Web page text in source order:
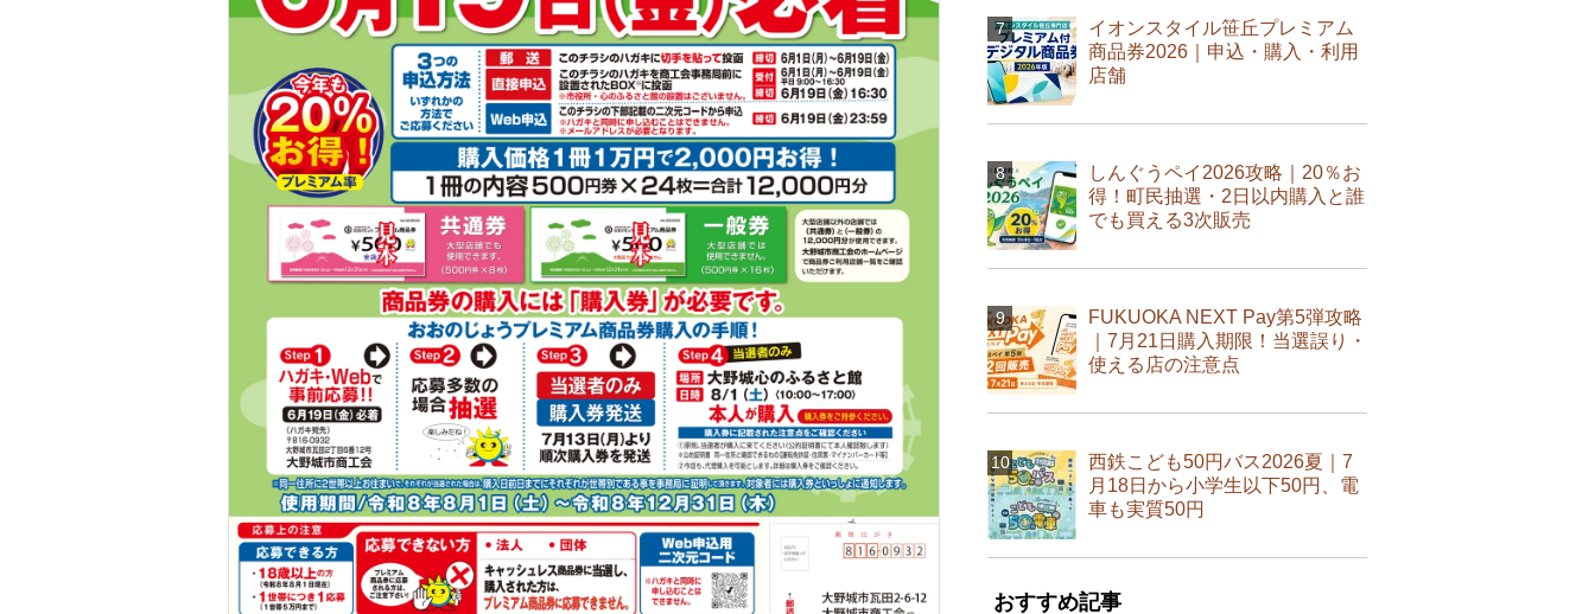
イオンスタイル笹丘プレミアム
商品券2026｜申込・購入・利用
店舗
しんぐうペイ2026攻略｜20％お
得！町民抽選・2日以内購入と誰
でも買える3次販売
FUKUOKA NEXT Pay第5弾攻略
｜7月21日購入期限！当選誤り・
使える店の注意点
西鉄こども50円バス2026夏｜7
月18日から小学生以下50円、電
車も実質50円
おすすめ記事